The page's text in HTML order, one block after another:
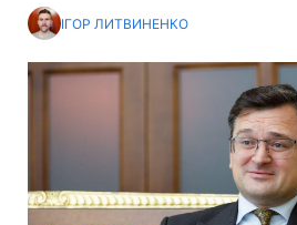
ІГОР ЛИТВИНЕНКО